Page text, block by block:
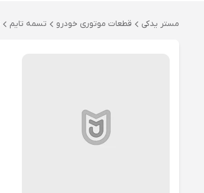
مستر یدکی قطعات موتوری خودرو تسمه تایم